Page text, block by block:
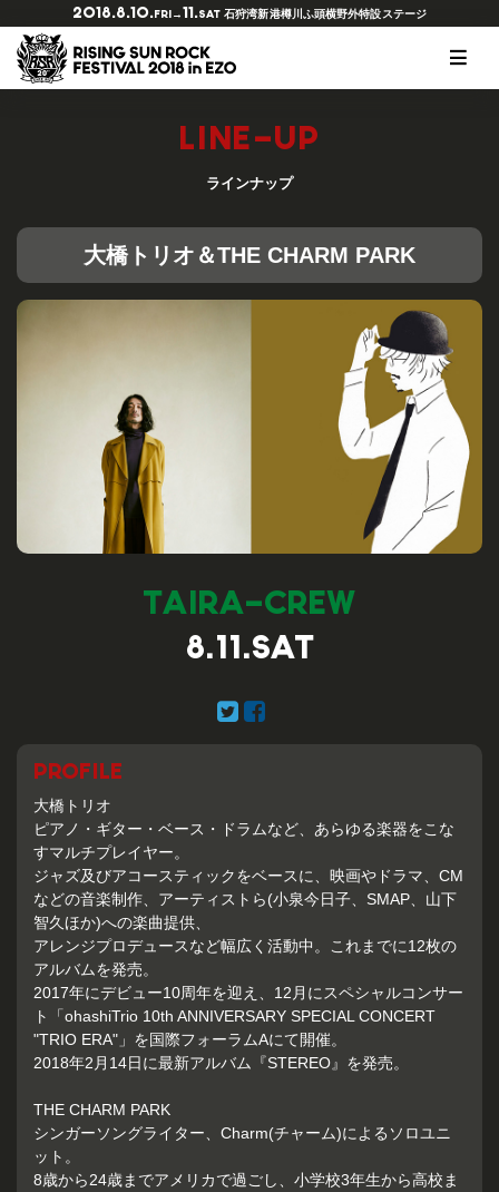
2018.8.10. FRI→ 11.SAT 石狩湾新港樽川ふ頭横野外特設ステージ
LINE-UP
ラインナップ
大橋トリオ＆THE CHARM PARK
TAIRA-CREW
8.11.SAT
PROFILE
大橋トリオ
ピアノ・ギター・ベース・ドラムなど、あらゆる楽器をこな
すマルチプレイヤー。
ジャズ及びアコースティックをベースに、映画やドラマ、CM
などの音楽制作、アーティストら(小泉今日子、SMAP、山下
智久ほか)への楽曲提供、
アレンジプロデュースなど幅広く活動中。これまでに12枚の
アルバムを発売。
2017年にデビュー10周年を迎え、12月にスペシャルコンサー
ト「ohashiTrio 10th ANNIVERSARY SPECIAL CONCERT
"TRIO ERA"」を国際フォーラムAにて開催。
2018年2月14日に最新アルバム『STEREO』を発売。
THE CHARM PARK
シンガーソングライター、Charm(チャーム)によるソロユニ
ット。
8歳から24歳までアメリカで過ごし、小学校3年生から高校ま
アーティストリクエスト
チケットのリセールに関して
オフィシャルダイニング チュプ
ウォーターステーション
THE SOLAR BUDOKAN IN EZO
Tシャツデザインコンペ
スマイルギャラリー2017